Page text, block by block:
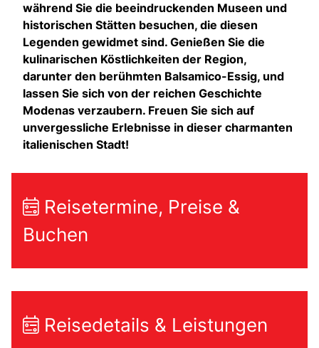
während Sie die beeindruckenden Museen und
historischen Stätten besuchen, die diesen
Legenden gewidmet sind. Genießen Sie die
kulinarischen Köstlichkeiten der Region,
darunter den berühmten Balsamico-Essig, und
lassen Sie sich von der reichen Geschichte
Modenas verzaubern. Freuen Sie sich auf
unvergessliche Erlebnisse in dieser charmanten
italienischen Stadt!
Reisetermine, Preise &
Buchen
Reisedetails & Leistungen